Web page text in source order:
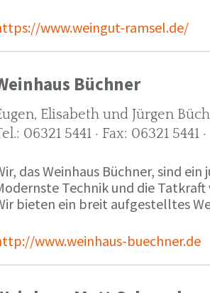
www.weingut-ramsel.de/
Büchner
Elisabeth und Jürgen
06321 5441 · Fax: 06321
das Weinhaus Büchner, sind
Technik und die
bieten ein breit aufgestelltes
www.weinhaus-buechner.de